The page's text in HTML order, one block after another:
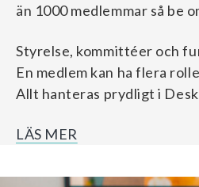
än 1000 medlemmar så be
Styrelse, kommittéer och
En medlem kan ha flera
Allt hanteras prydligt i
LÄS MER